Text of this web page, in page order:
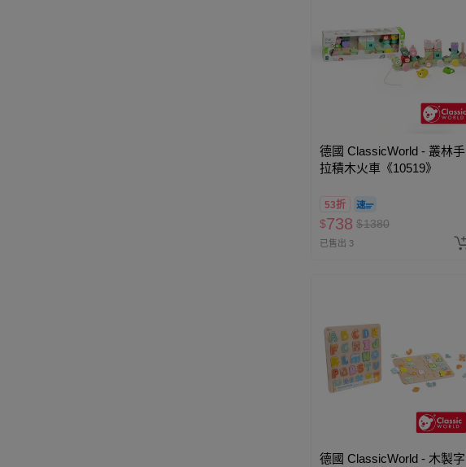
德國 ClassicWorld - 叢林手
拉積木火車《10519》
53折
$738 $1380
已售出 3
德國 ClassicWorld - 木製字